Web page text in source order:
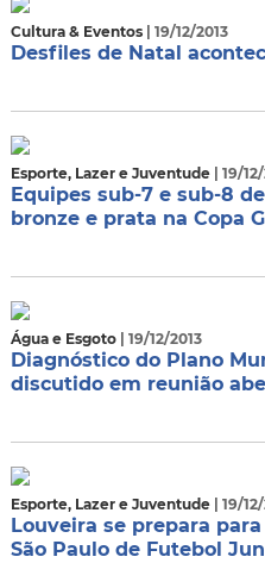
Cultura & Eventos | 19/12/2013
Desfiles de Natal
Esporte, Lazer e Juventude | 19/
Equipes sub-7 e sub-8
bronze e prata na Copa
Água e Esgoto | 19/12/2013
Diagnóstico do Plano
discutido em reunião
Esporte, Lazer e Juventude | 19/
Louveira se prepara
São Paulo de Futebol